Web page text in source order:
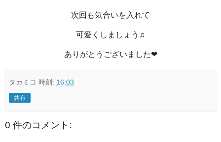
次回も気合いを入れて
可愛くしましょう♫
ありがとうございました❤
タカミコ 時刻: 16:03
共有
0 件のコメント: